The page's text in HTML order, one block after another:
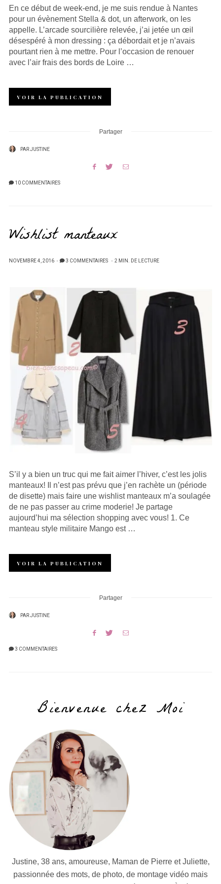
En ce début de week-end, je me suis rendue à Nantes
pour un évènement Stella & dot, un afterwork, on les
appelle. L’arcade sourcilière relevée, j’ai jetée un œil
désespéré à mon dressing : ça débordait et je n’avais
pourtant rien à me mettre. Pour l’occasion de renouer
avec l’air frais des bords de Loire …
VOIR LA PUBLICATION
Partager
PARJUSTINE
10 COMMENTAIRES
Wishlist manteaux
PUBLIÉ
NOVEMBRE 4, 2016 3 COMMENTAIRES 2 MIN. DE LECTURE
S’il y a bien un truc qui me fait aimer l’hiver, c’est les jolis
manteaux! Il n’est pas prévu que j’en rachète un (période
de disette) mais faire une wishlist manteaux m’a soulagée
de ne pas passer au crime moderie! Je partage
aujourd’hui ma sélection shopping avec vous! 1. Ce
manteau style militaire Mango est …
VOIR LA PUBLICATION
Partager
PARJUSTINE
3 COMMENTAIRES
Bienvenue chez Moi
Justine, 38 ans, amoureuse, Maman de Pierre et Juliette,
passionnée des mots, de photo, de montage vidéo mais